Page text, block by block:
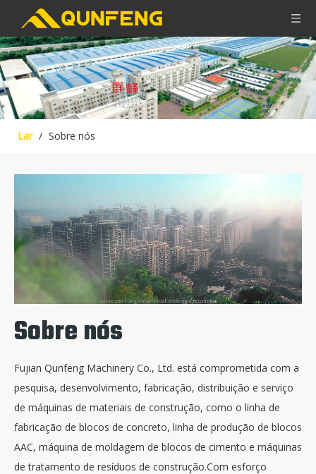
Lar / Sobre nós
Sobre nós
Fujian Qunfeng Machinery Co., Ltd. está comprometida com a
pesquisa, desenvolvimento, fabricação, distribuição e serviço
de máquinas de materiais de construção, como o linha de
fabricação de blocos de concreto, linha de produção de blocos
AAC, máquina de moldagem de blocos de cimento e máquinas
de tratamento de resíduos de construção.Com esforço